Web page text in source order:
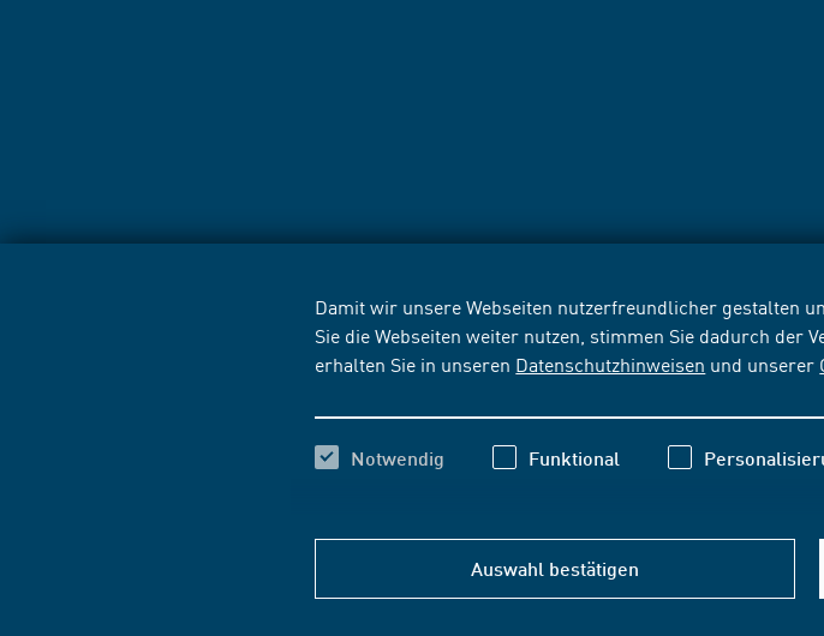
Damit wir unsere Webseiten nutzerfreundlicher gestalten
Sie die Webseiten weiter nutzen, stimmen Sie dadurch der
erhalten Sie in unseren Datenschutzhinweisen und unserer
Notwendig Funktional
Auswahl bestätigen